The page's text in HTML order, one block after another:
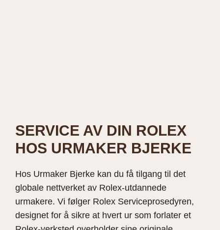
SERVICE AV DIN ROLEX
HOS URMAKER BJERKE
Hos Urmaker Bjerke kan du få tilgang til det
globale nettverket av Rolex-utdannede
urmakere. Vi følger Rolex Serviceprosedyren,
designet for å sikre at hvert ur som forlater et